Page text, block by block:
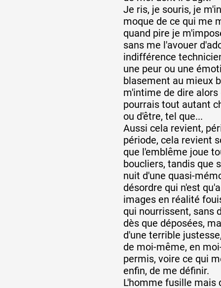
public
Réseau
De A à Z
Année par année
Collection vidéos
Je ris, je souris, je
moque de ce qui me
quand pire je
sans me l'avouer
indifférence
une peur ou une
blasement au mieux
m'intime de dire alors
pourrais tout autant
ou d'être, tel que...
Aussi cela revient,
période, cela revient
que l'emblême joue
boucliers, tandis que
nuit d'une quasi-
désordre qui n'est
images en réalité
qui nourrissent, sans
dès que déposées,
d'une terrible
de moi-même, en
permis, voire ce qui
enfin, de me définir.
L'homme fusille mais